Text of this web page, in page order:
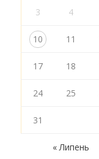
3 4
10 11
17 18
24 25
31
« Липень